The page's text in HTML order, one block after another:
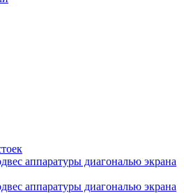
аппаратуры диагональю экрана
аппаратуры диагональю экрана